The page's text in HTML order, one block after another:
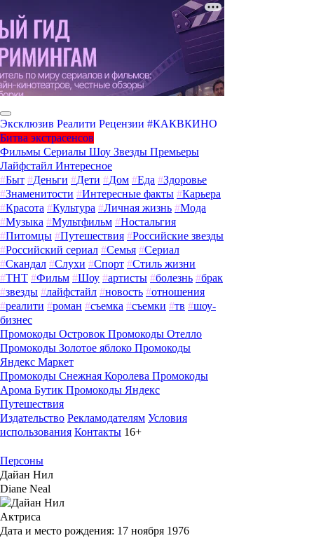
Эксклюзив Реалити Рецензии #КАКВКИНО
Битва экстрасенсов
Фильмы Сериалы Шоу Звезды Премьеры
Лайфстайл Интересное
#Быт #Деньги #Дети #Дом #Еда #Здоровье
#Знаменитости #Интересные факты #Карьера
#Красота #Культура #Личная жизнь #Мода
#Музыка #Мультфильм #Ностальгия
#Питомцы #Путешествия #Российские звезды
#Российский сериал #Семья #Сериал
#Скандал #Слухи #Спорт #Стиль жизни
#ТНТ #Фильм #Шоу #артисты #болезнь #брак
#звезды #лайфстайл #новость #отношения
#реалити #роман #съемка #съемки #тв #шоу-
бизнес
Промокоды Островок Промокоды Отелло
Промокоды Золотое яблоко Промокоды
Яндекс Маркет
Промокоды Снежная Королева Промокоды
Арома Бутик Промокоды Яндекс
Путешествия
Издательство Рекламодателям Условия
использования Контакты 16+
Персоны
Дайан Нил
Diane Neal
Актриса
Дата и место рождения: 17 ноября 1976